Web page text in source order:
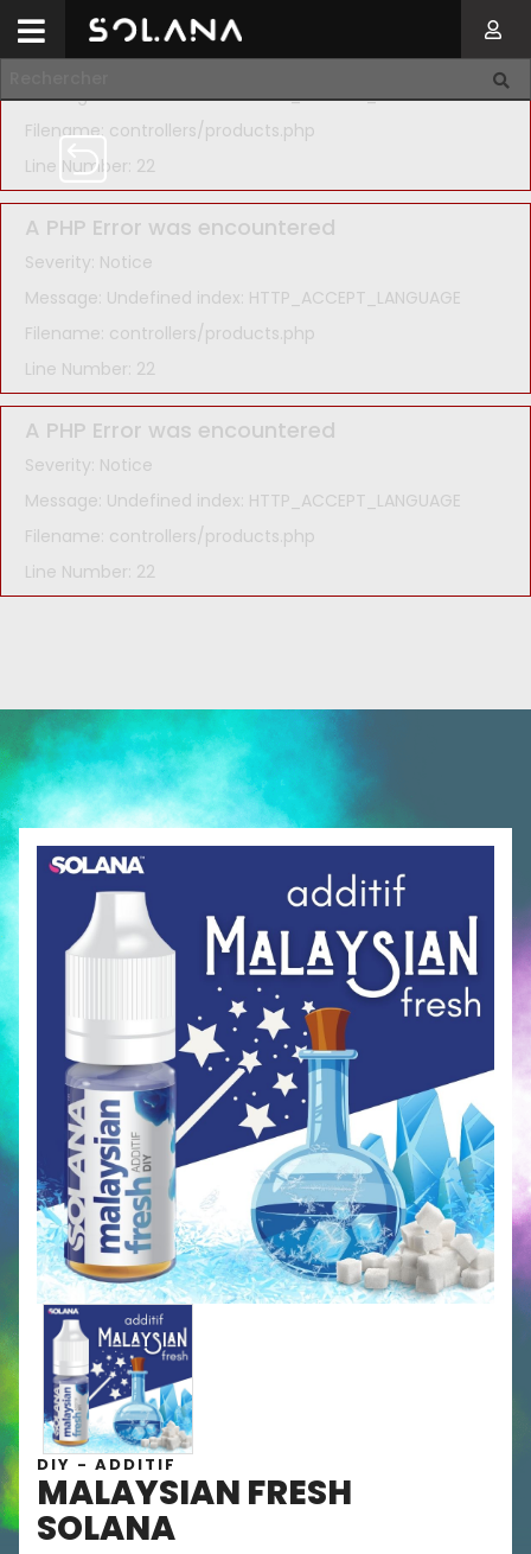
A PHP Error was encountered
Severity: Notice
Message: Undefined index: HTTP_ACCEPT_LANGUAGE
Filename: controllers/products.php
Line Number: 22
A PHP Error was encountered
Severity: Notice
Message: Undefined index: HTTP_ACCEPT_LANGUAGE
Filename: controllers/products.php
Line Number: 22
A PHP Error was encountered
Severity: Notice
Message: Undefined index: HTTP_ACCEPT_LANGUAGE
Filename: controllers/products.php
Line Number: 22
DIY - ADDITIF
MALAYSIAN FRESH
SOLANA